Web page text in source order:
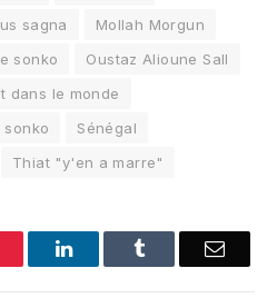
sagna
Mollah Morgun
sonko
Oustaz Alioune Sall
dans le monde
sonko
Sénégal
Thiat "y'en a marre"
LinkedInTumblr Email